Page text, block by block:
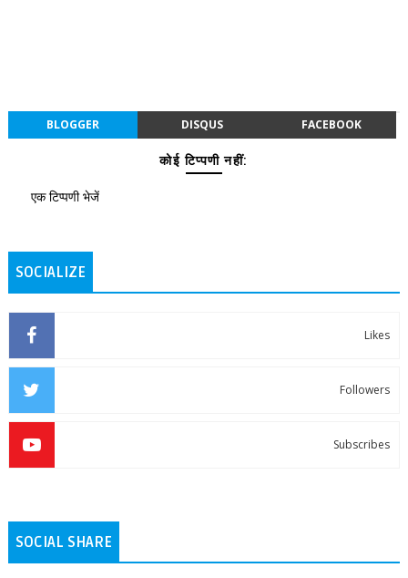
BLOGGER DISQUS FACEBOOK
कोई टिप्पणी नहीं:
एक टिप्पणी भेजें
SOCIALIZE
Likes
Followers
Subscribes
SOCIAL SHARE